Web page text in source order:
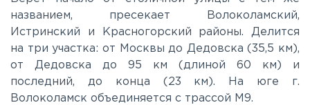
Минское
Можайское
названием, пресекает Волоколамский,
Истринский и Красногорский районы. Делится
на три участка: от Москвы до Дедовска (35,5 км),
от Дедовска до 95 км (длиной 60 км) и
последний, до конца (23 км). На юге г.
Волоколамск объединяется с трассой М9.